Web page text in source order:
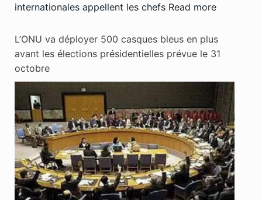
internationales appellent les chefs Read more
L’ONU va déployer 500 casques bleus en plus
avant les élections présidentielles prévue le 31
octobre